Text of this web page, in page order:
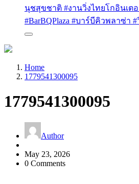
นุชสุขชาติ #งานวิ่งไทยโกอินเต
#BarBQPlaza #บาร์บีคิวพลาซ่า
Home
1779541300095
1779541300095
Author
May 23, 2026
0 Comments